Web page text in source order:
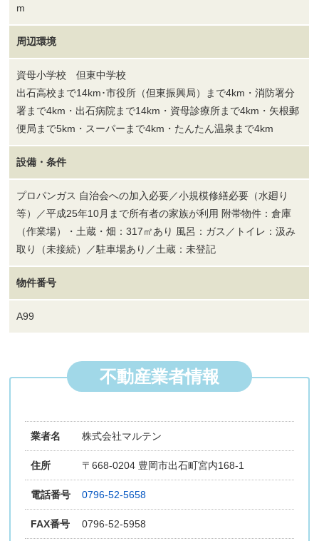
m
周辺環境
資母小学校 但東中学校
出石高校まで14km･市役所（但東振興局）まで4km・消防署分
署まで4km・出石病院まで14km・資母診療所まで4km・矢根郵
便局まで5km・スーパーまで4km・たんたん温泉まで4km
設備・条件
プロパンガス 自治会への加入必要／小規模修繕必要（水廻り
等）／平成25年10月まで所有者の家族が利用 附帯物件：倉庫
（作業場）・土蔵・畑：317㎡あり 風呂：ガス／トイレ：汲み
取り（未接続）／駐車場あり／土蔵：未登記
物件番号
A99
不動産業者情報
業者名 株式会社マルテン
住所 〒668-0204 豊岡市出石町宮内168-1
電話番号 0796-52-5658
FAX番号 0796-52-5958